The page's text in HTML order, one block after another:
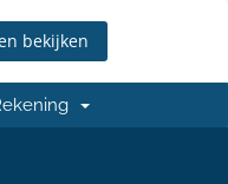
bekijken